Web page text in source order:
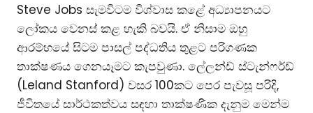
Steve Jobs සැමවිටම විශ්වාස කළේ අධ්‍යාපනයට
ලෝකය වෙනස් කළ හැකි බවයි. ඒ නිසාම ඔහු
ආරම්භයේ සිටම පාසල් පද්ධතිය තුළට පරිගණක
තාක්ෂණය ගෙනයෑමට කැපවුණා. ලේලන්ඩ් ස්ටැන්ෆර්ඩ්
(Leland Stanford) වසර 100කට පෙර පැවසූ පරිදි,
ජීවිතයේ සාර්ථකත්වය සඳහා තාක්ෂණික දැනුම මෙන්ම